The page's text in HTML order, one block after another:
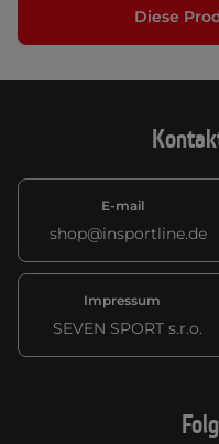
Diese
E-mail
shop@insportline.de
Impressum
SEVEN SPORT s.r.o.